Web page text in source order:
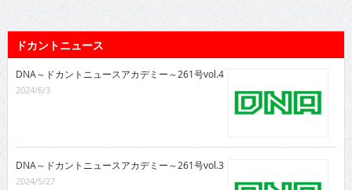
ドカントニュース
DNA～ドカントニュースアカデミー～261号vol.4
2024/6/3
DNA～ドカントニュースアカデミー～261号vol.3
2024/5/27